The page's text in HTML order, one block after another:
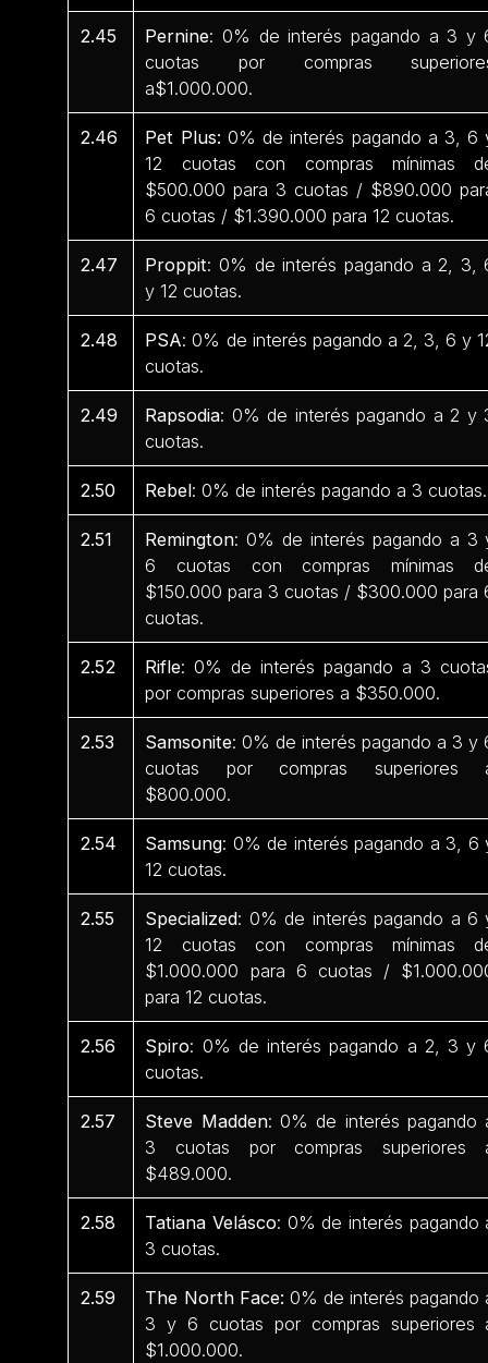
2.45 Pernine: 0% de interés pagando a 3 y
cuotas por compras
a$1.000.000.
2.46 Pet Plus: 0% de interés pagando a 3, 6
12 cuotas con compras mínimas
$500.000 para 3 cuotas / $890.000
6 cuotas / $1.390.000 para 12 cuotas.
2.47 Proppit: 0% de interés pagando a 2, 3,
y 12 cuotas.
2.48 PSA: 0% de interés pagando a 2, 3, 6 y
cuotas.
2.49 Rapsodia: 0% de interés pagando a 2 y
cuotas.
2.50 Rebel: 0% de interés pagando a 3 cuotas.
2.51 Remington: 0% de interés pagando a 3
6 cuotas con compras mínimas
$150.000 para 3 cuotas / $300.000 para
cuotas.
2.52 Rifle: 0% de interés pagando a 3
por compras superiores a $350.000.
2.53 Samsonite: 0% de interés pagando a 3 y
cuotas por compras superiores
$800.000.
2.54 Samsung: 0% de interés pagando a 3, 6
12 cuotas.
2.55 Specialized: 0% de interés pagando a 6
12 cuotas con compras mínimas
$1.000.000 para 6 cuotas /
para 12 cuotas.
2.56 Spiro: 0% de interés pagando a 2, 3 y
cuotas.
2.57 Steve Madden: 0% de interés pagando
3 cuotas por compras superiores
$489.000.
2.58 Tatiana Velásco: 0% de interés pagando
3 cuotas.
2.59 The North Face: 0% de interés pagando
3 y 6 cuotas por compras superiores
$1.000.000.